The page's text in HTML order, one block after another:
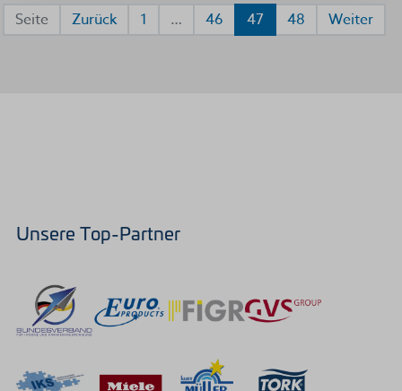
Seite Zurück 1 … 46 47 48 Weiter
Unsere Top-Partner